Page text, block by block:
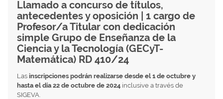
Llamado a concurso de títulos,
antecedentes y oposición | 1 cargo de
Profesor/a Titular con dedicación
simple Grupo de Enseñanza de la
Ciencia y la Tecnología (GECyT-
Matemática) RD 410/24
Las inscripciones podrán realizarse desde el 1 de octubre y
hasta el día 22 de octubre de 2024 inclusive a través de
SIGEVA.